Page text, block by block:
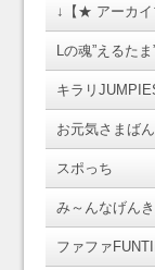
↓【★ アーカ
Lの魂”えるたま
キラリ
お元気さまば
スポっち
み～んなげんき
ファファ